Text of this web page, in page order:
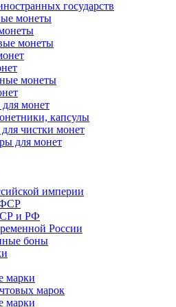
государств
монеты
монеты
монеты
монет
капсулы
чистки монет
для монет
империи
и РФ
России
боны
марки
марок
марки